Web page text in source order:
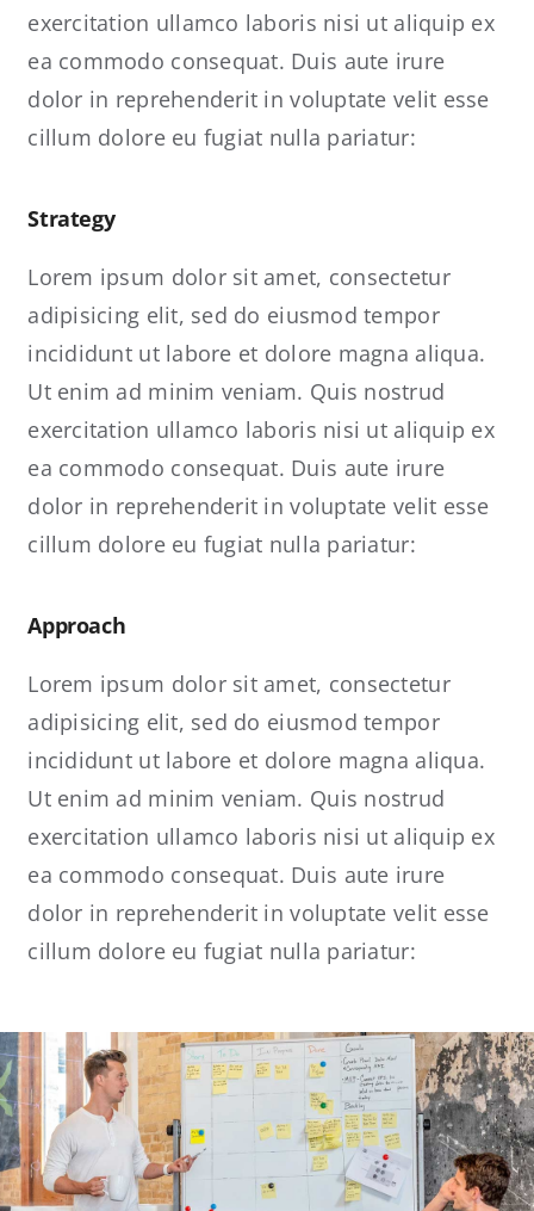
exercitation ullamco laboris nisi ut aliquip ex
ea commodo consequat. Duis aute irure
dolor in reprehenderit in voluptate velit esse
cillum dolore eu fugiat nulla pariatur:
Strategy
Lorem ipsum dolor sit amet, consectetur
adipisicing elit, sed do eiusmod tempor
incididunt ut labore et dolore magna aliqua.
Ut enim ad minim veniam. Quis nostrud
exercitation ullamco laboris nisi ut aliquip ex
ea commodo consequat. Duis aute irure
dolor in reprehenderit in voluptate velit esse
cillum dolore eu fugiat nulla pariatur:
Approach
Lorem ipsum dolor sit amet, consectetur
adipisicing elit, sed do eiusmod tempor
incididunt ut labore et dolore magna aliqua.
Ut enim ad minim veniam. Quis nostrud
exercitation ullamco laboris nisi ut aliquip ex
ea commodo consequat. Duis aute irure
dolor in reprehenderit in voluptate velit esse
cillum dolore eu fugiat nulla pariatur: